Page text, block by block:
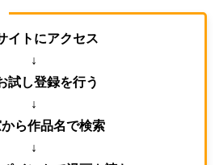
イトにアクセス
↓
試し登録を行う
↓
ら作品名で検索
↓